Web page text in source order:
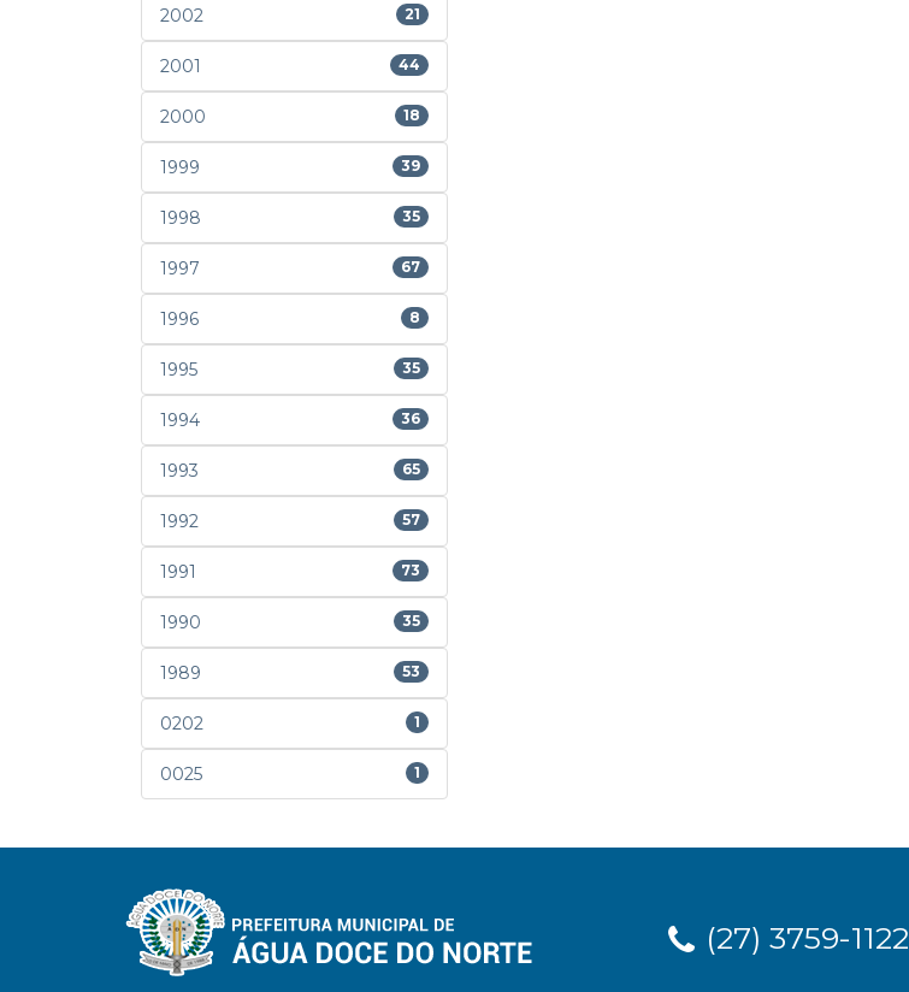
2002 21
2001 44
2000 18
1999 39
1998 35
1997 67
1996 8
1995 35
1994 36
1993 65
1992 57
1991 73
1990 35
1989 53
0202 1
0025 1
(27) 3759-1122